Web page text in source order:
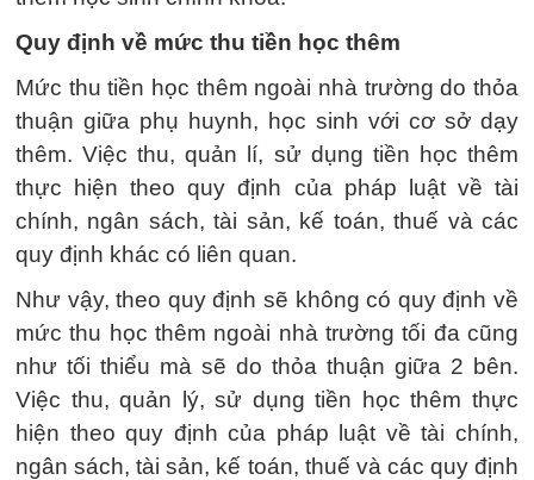
Quy định về mức thu tiền học thêm
Mức thu tiền học thêm ngoài nhà trường do thỏa
thuận giữa phụ huynh, học sinh với cơ sở dạy
thêm. Việc thu, quản lí, sử dụng tiền học thêm
thực hiện theo quy định của pháp luật về tài
chính, ngân sách, tài sản, kế toán, thuế và các
quy định khác có liên quan.
Như vậy, theo quy định sẽ không có quy định về
mức thu học thêm ngoài nhà trường tối đa cũng
như tối thiểu mà sẽ do thỏa thuận giữa 2 bên.
Việc thu, quản lý, sử dụng tiền học thêm thực
hiện theo quy định của pháp luật về tài chính,
ngân sách, tài sản, kế toán, thuế và các quy định